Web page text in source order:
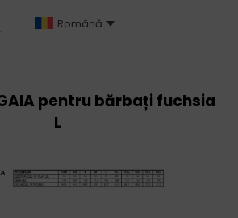
Română
pentru bărbați fuchsia
L